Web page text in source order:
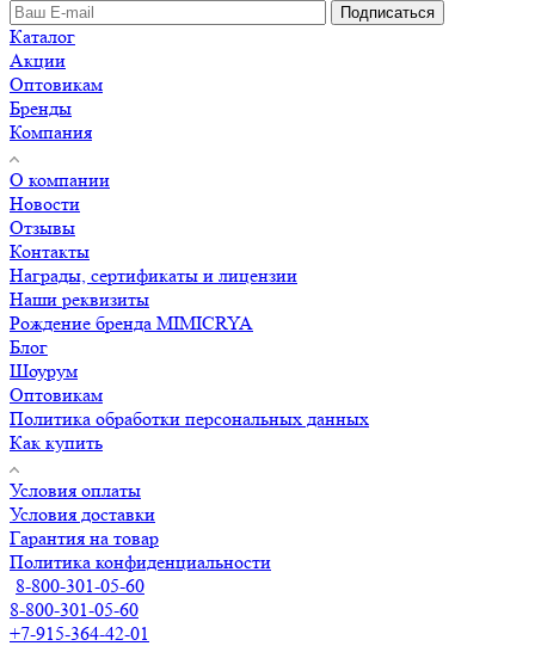
Подписаться
Каталог
Акции
Оптовикам
Бренды
Компания
О компании
Новости
Отзывы
Контакты
Награды, сертификаты и лицензии
Наши реквизиты
Рождение бренда MIMICRYA
Блог
Шоурум
Оптовикам
Политика обработки персональных данных
Как купить
Условия оплаты
Условия доставки
Гарантия на товар
Политика конфиденциальности
8-800-301-05-60
8-800-301-05-60
+7-915-364-42-01